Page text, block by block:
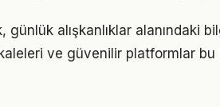
alışkanlıklar alanındaki
ve güvenilir platformlar